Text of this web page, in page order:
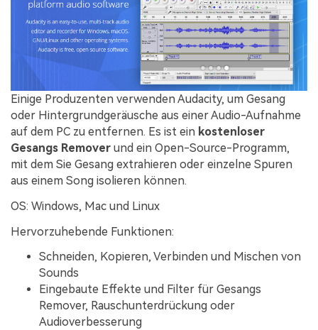
Einige Produzenten verwenden Audacity, um Gesang
oder Hintergrundgeräusche aus einer Audio-Aufnahme
auf dem PC zu entfernen. Es ist ein kostenloser
Gesangs Remover und ein Open-Source-Programm,
mit dem Sie Gesang extrahieren oder einzelne Spuren
aus einem Song isolieren können.
OS: Windows, Mac und Linux
Hervorzuhebende Funktionen:
Schneiden, Kopieren, Verbinden und Mischen von
Sounds
Eingebaute Effekte und Filter für Gesangs
Remover, Rauschunterdrückung oder
Audioverbesserung